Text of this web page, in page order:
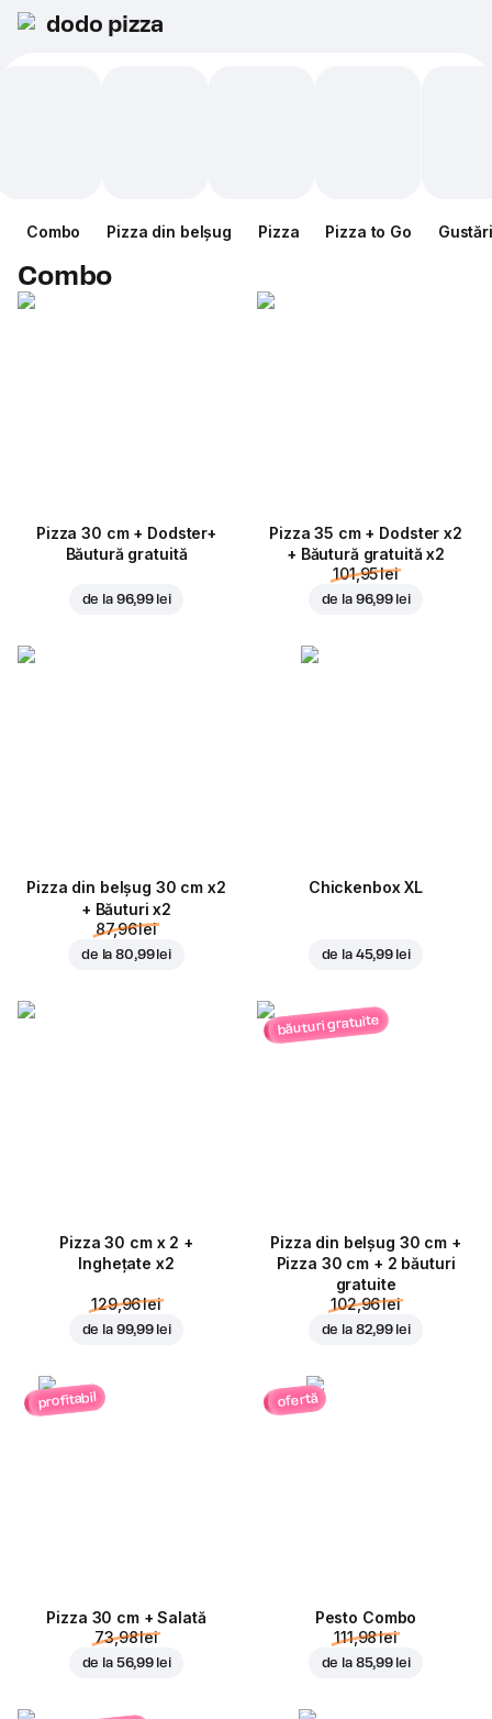
dodo pizza
Combo Pizza din belșug Pizza Pizza to Go Gustări
Combo
Pizza 30 cm + Dodster+
Băutură gratuită
de la 96,99 lei
Pizza 35 cm + Dodster x2
+ Băutură gratuită x2
101,95 lei
de la 96,99 lei
Pizza din belșug 30 cm x2
+ Băuturi x2
87,96 lei
de la80,99 lei
Chickenbox XL
de la 45,99 lei
Pizza 30 cm x 2 +
Inghețate x2
129,96 lei
de la 99,99 lei
băuturi gratuite
Pizza din belșug 30 cm +
Pizza 30 cm + 2 băuturi
gratuite
102,96 lei
de la 82,99 lei
profitabil
Pizza 30 cm + Salată
73,98 lei
de la 56,99 lei
ofertă
Pesto Combo
111,98 lei
de la 85,99 lei